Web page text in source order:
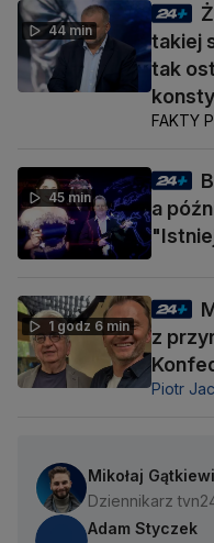
44 min
takiej
tak
FAKTY
45 min
a
1 godz 6 min
z
Piotr
Mikołaj
Dziennikarz
Adam Styczek